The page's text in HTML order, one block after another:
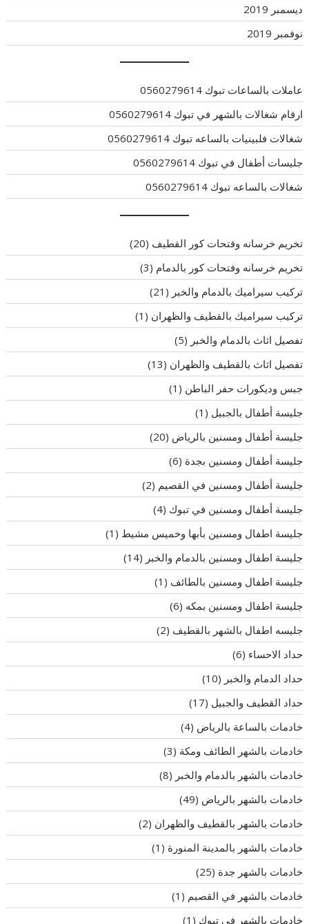
ديسمبر 2019
نوفمبر 2019
عاملات بالساعات تبوك 0560279614
ارقام شغالات بالشهر في تبوك 0560279614
شغالات فلبينيات بالساعه تبوك 0560279614
جليسات أطفال في تبوك 0560279614
شغالات بالساعه تبوك 0560279614
تخريم خرسانه وفتحات كور القطيف (20)
تخريم خرسانه وفتحات كور بالدمام (3)
تركيب سيراميك بالدمام والخبر (21)
تركيب سيراميك بالقطيف والظهران (1)
تفصيل اثاث بالدمام والخبر (5)
تفصيل اثاث بالقطيف والظهران (13)
جبس وديكورات حفر الباطن (1)
جليسة أطفال بالجبيل (1)
جليسة أطفال ومسنين بالرياض (20)
جليسة أطفال ومسنين بجدة (6)
جليسة أطفال ومسنين في القصيم (2)
جليسة أطفال ومسنين في تبوك (4)
جليسة اطفال ومسنين بأبها وخميس مشيط (1)
جليسة اطفال ومسنين بالدمام والخبر (14)
جليسة اطفال ومسنين بالطائف (1)
جليسة اطفال ومسنين بمكه (6)
جليسه اطفال بالشهر بالقطيف (2)
حداد الاحساء (6)
حداد الدمام والخبر (10)
حداد القطيف والجبيل (17)
خادمات بالساعة بالرياض (4)
خادمات بالشهر الطائف ومكة (3)
خادمات بالشهر بالدمام والخبر (8)
خادمات بالشهر بالرياض (49)
خادمات بالشهر بالقطيف والظهران (2)
خادمات بالشهر بالمدينة المنورة (1)
خادمات بالشهر جدة (25)
خادمات بالشهر في القصيم (1)
خادمات بالشهر في تبوك (1)